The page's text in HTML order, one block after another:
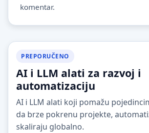
komentar.
PREPORUČENO
AI i LLM alati za razvoj i
automatizaciju
AI i LLM alati koji pomažu
da brze pokrenu projekte,
skaliraju globalno.